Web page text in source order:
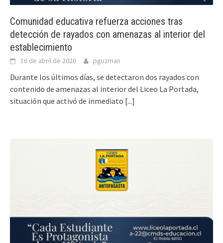
Comunidad educativa refuerza acciones tras
detección de rayados con amenazas al interior del
establecimiento
16 de abril de 2026 pguzman
Durante los últimos días, se detectaron dos rayados con
contenido de amenazas al interior del Liceo La Portada,
situación que activó de inmediato [...]